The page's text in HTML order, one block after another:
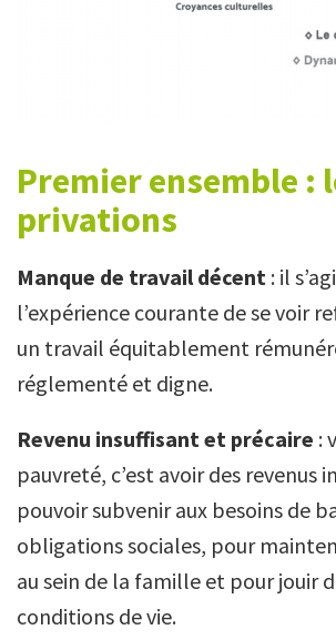
Premier ensemble :
privations
Manque de travail décent : il
l’expérience courante de se voir
un travail équitablement
réglementé et digne.
Revenu insuffisant et précaire :
pauvreté, c’est avoir des revenus
pouvoir subvenir aux besoins de
obligations sociales, pour
au sein de la famille et pour jouir
conditions de vie.